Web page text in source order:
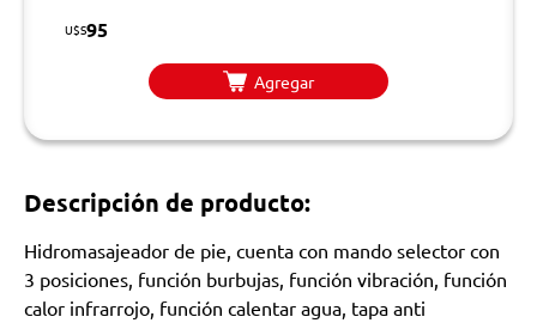
U$S95
Agregar
Descripción de producto:
Hidromasajeador de pie, cuenta con mando selector con
3 posiciones, función burbujas, función vibración, función
calor infrarrojo, función calentar agua, tapa anti